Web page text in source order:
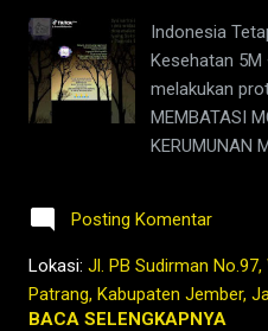
usantara,masa
kopi
coffee shop di
jember
Indonesia
Kesehatan 5M
melakukan
MEMBATASI
KERUMUNAN
sama sambil
mereka yang
untuk
serta
Posting Komentar
Lokasi: Jl. PB Sudirman
Patrang, Kabupaten Jember,
BACA SELENGKAPNYA